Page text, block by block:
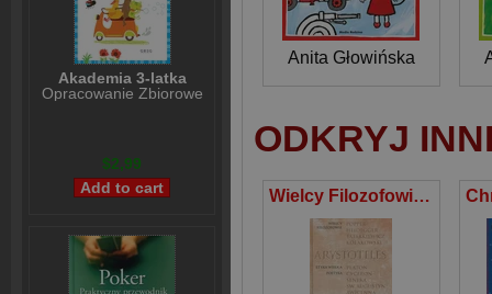
Akademia 3-latka
Opracowanie Zbiorowe
$2,99
Anita Głowińska
ODKRYJ
Wielcy Filozofowie 2 Etyka wielka Poetyka